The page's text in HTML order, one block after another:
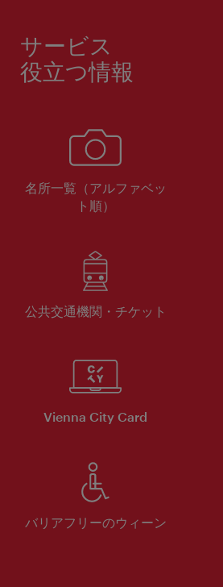
サービス
役立つ情報
名所一覧（アルファベッ
ト順）
公共交通機関・チケット
Vienna City Card
バリアフリーのウィーン